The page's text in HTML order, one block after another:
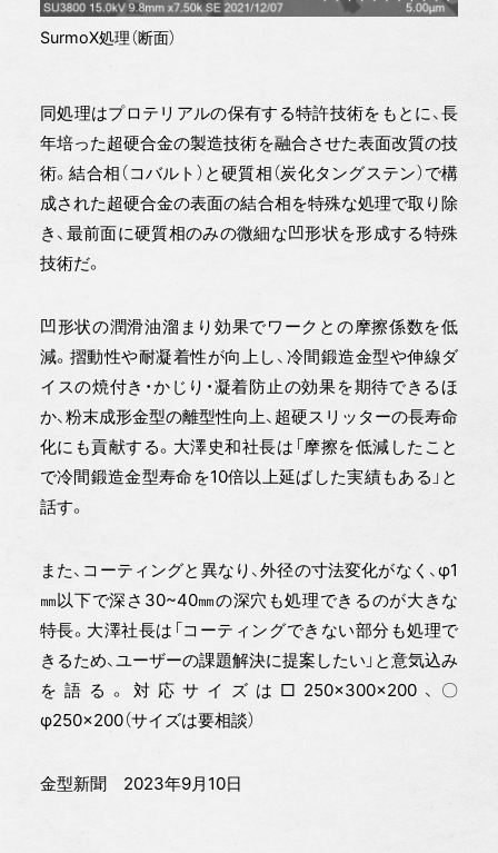
SurmoX処理（断面）
同処理はプロテリアルの保有する特許技術をもとに、長
年培った超硬合金の製造技術を融合させた表面改質の技
術。結合相（コバルト）と硬質相（炭化タングステン）で構
成された超硬合金の表面の結合相を特殊な処理で取り除
き、最前面に硬質相のみの微細な凹形状を形成する特殊
技術だ。
凹形状の潤滑油溜まり効果でワークとの摩擦係数を低
減。摺動性や耐凝着性が向上し、冷間鍛造金型や伸線ダ
イスの焼付き・かじり・凝着防止の効果を期待できるほ
か、粉末成形金型の離型性向上、超硬スリッターの長寿命
化にも貢献する。大澤史和社長は「摩擦を低減したこと
で冷間鍛造金型寿命を10倍以上延ばした実績もある」と
話す。
また、コーティングと異なり、外径の寸法変化がなく、φ1
㎜以下で深さ30~40㎜の深穴も処理できるのが大きな
特長。大澤社長は「コーティングできない部分も処理で
きるため、ユーザーの課題解決に提案したい」と意気込み
を語る。対応サイズは□250×300×200、〇
φ250×200（サイズは要相談）
金型新聞 2023年9月10日